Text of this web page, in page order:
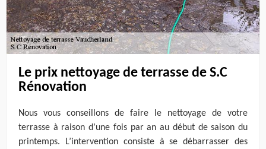
Le prix nettoyage de terrasse de S.C
Rénovation
Nous vous conseillons de faire le nettoyage de votre
terrasse à raison d’une fois par an au début de saison du
printemps. L’intervention consiste à se débarrasser des